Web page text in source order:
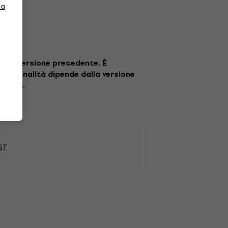
versione precedente. È
dipende dalla versione